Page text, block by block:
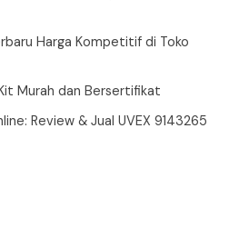
Harga Kompetitif di Toko
Murah dan Bersertifikat
Review & Jual UVEX 9143265